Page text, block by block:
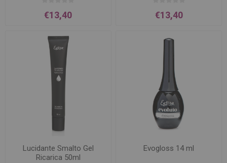
€13,40 €13,40
Lucidante Smalto Gel
Ricarica 50ml
Evogloss 14 ml